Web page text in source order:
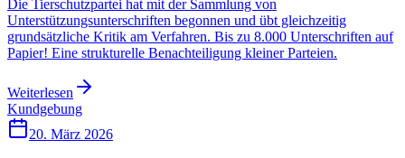
Die Tierschutzpartei hat mit der Sammlung von
Unterstützungsunterschriften begonnen und übt gleichzeitig
grundsätzliche Kritik am Verfahren. Bis zu 8.000 Unterschriften auf
Papier! Eine strukturelle Benachteiligung kleiner Parteien.
Weiterlesen
Kundgebung
20. März 2026